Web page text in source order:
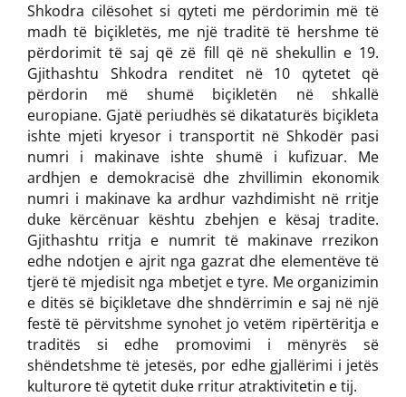
Shkodra cilësohet si qyteti me përdorimin më të
madh të biçikletës, me një traditë të hershme të
përdorimit të saj që zë fill që në shekullin e 19.
Gjithashtu Shkodra renditet në 10 qytetet që
përdorin më shumë biçikletën në shkallë
europiane. Gjatë periudhës së dikataturës biçikleta
ishte mjeti kryesor i transportit në Shkodër pasi
numri i makinave ishte shumë i kufizuar. Me
ardhjen e demokracisë dhe zhvillimin ekonomik
numri i makinave ka ardhur vazhdimisht në rritje
duke kërcënuar kështu zbehjen e kësaj tradite.
Gjithashtu rritja e numrit të makinave rrezikon
edhe ndotjen e ajrit nga gazrat dhe elementëve të
tjerë të mjedisit nga mbetjet e tyre. Me organizimin
e ditës së biçikletave dhe shndërrimin e saj në një
festë të përvitshme synohet jo vetëm ripërtëritja e
traditës si edhe promovimi i mënyrës së
shëndetshme të jetesës, por edhe gjallërimi i jetës
kulturore të qytetit duke rritur atraktivitetin e tij.